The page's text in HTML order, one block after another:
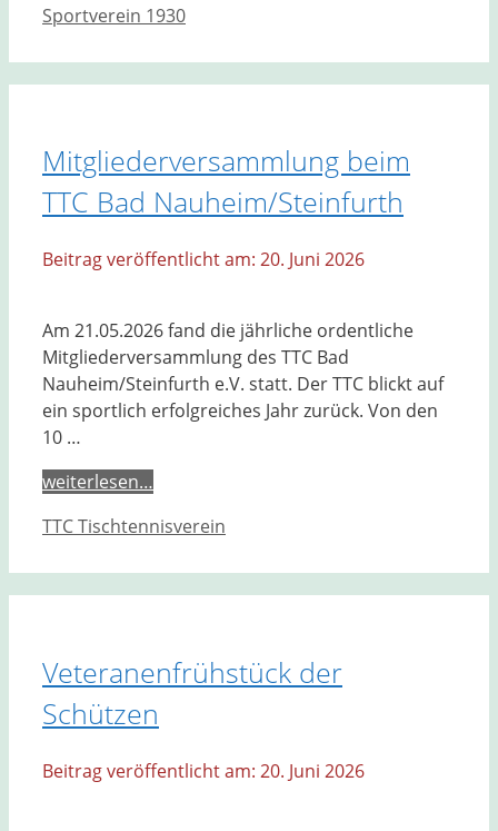
Kategorien
Sportverein 1930
Mitgliederversammlung beim
TTC Bad Nauheim/Steinfurth
20. Juni 2026
Am 21.05.2026 fand die jährliche ordentliche
Mitgliederversammlung des TTC Bad
Nauheim/Steinfurth e.V. statt. Der TTC blickt auf
ein sportlich erfolgreiches Jahr zurück. Von den
10 …
weiterlesen…
Kategorien
TTC Tischtennisverein
Veteranenfrühstück der
Schützen
20. Juni 2026